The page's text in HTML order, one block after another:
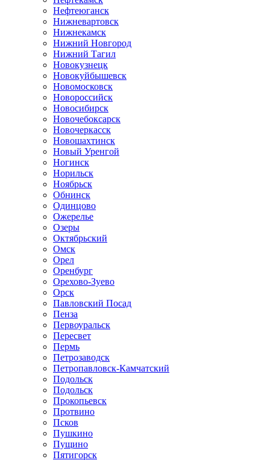
Нефтеюганск
Нижневартовск
Нижнекамск
Нижний Новгород
Нижний Тагил
Новокузнецк
Новокуйбышевск
Новомосковск
Новороссийск
Новосибирск
Новочебоксарск
Новочеркасск
Новошахтинск
Новый Уренгой
Ногинск
Норильск
Ноябрьск
Обнинск
Одинцово
Ожерелье
Озеры
Октябрьский
Омск
Орел
Оренбург
Орехово-Зуево
Орск
Павловский Посад
Пенза
Первоуральск
Пересвет
Пермь
Петрозаводск
Петропавловск-Камчатский
Подольск
Подольск
Прокопьевск
Протвино
Псков
Пушкино
Пущино
Пятигорск